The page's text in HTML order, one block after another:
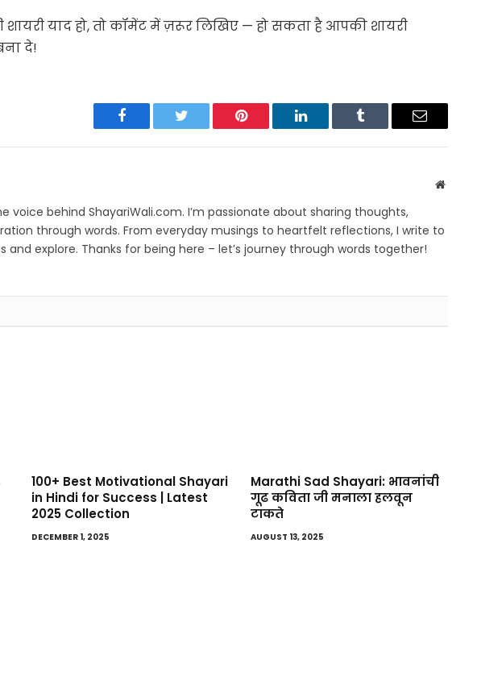
याद हो, तो कॉमेंट में ज़रूर लिखिए — हो सकता है आपकी शायरी
दे!
Facebook Twitter Pinterest LinkedIn Tumblr Email
Website
voice behind ShayariWali.com. I’m passionate about sharing thoughts,
through words. From everyday musings to heartfelt reflections, I write to
and explore. Thanks for being here – let’s journey through words together!
100+ Best Motivational Shayari
in Hindi for Success | Latest
2025 Collection
DECEMBER 1, 2025
Marathi Sad Shayari: भावनांची
गूढ कविता जी मनाला हलवून
टाकते
AUGUST 13, 2025